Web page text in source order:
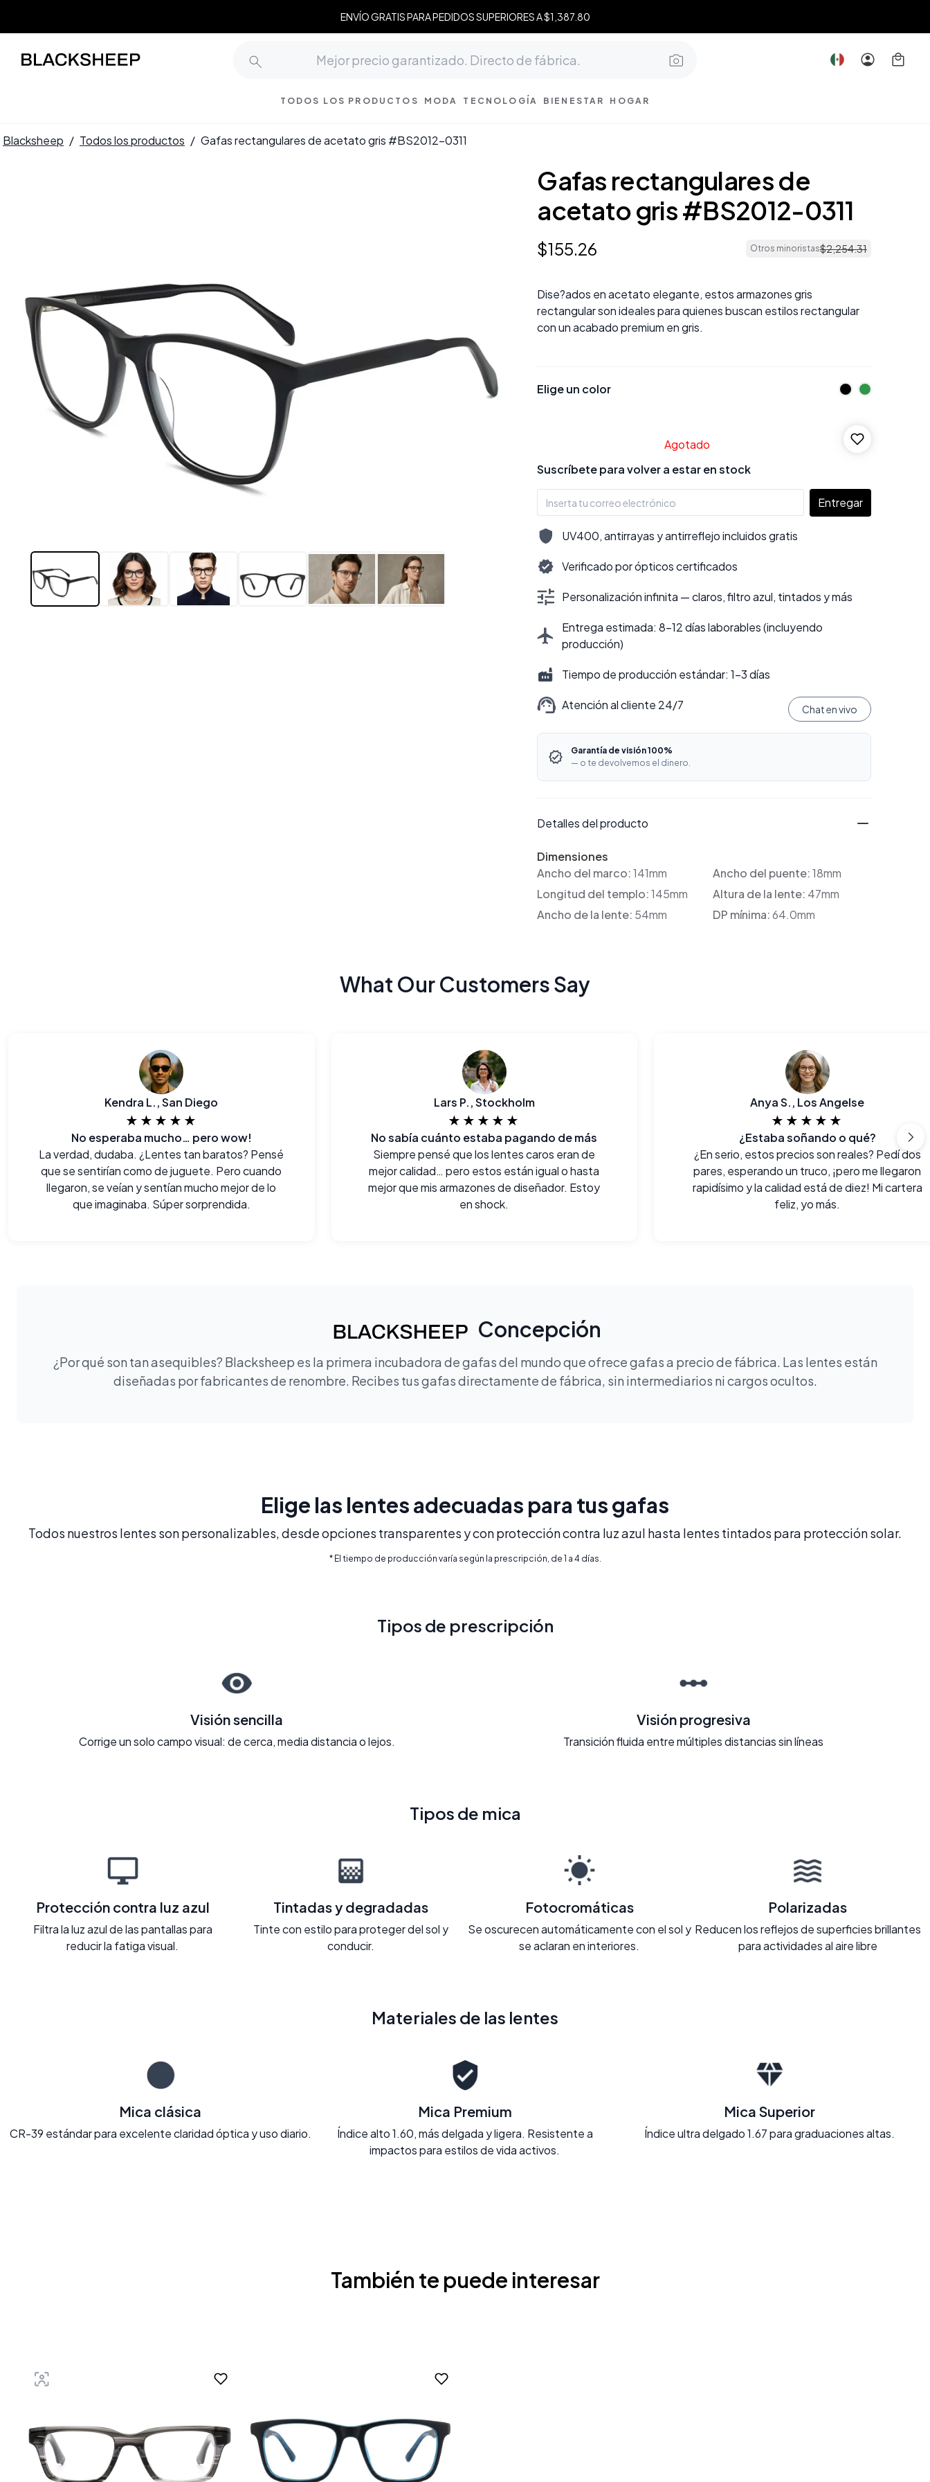
ENVÍO GRATIS PARA PEDIDOS SUPERIORES A $1,387.80
TODOS LOS PRODUCTOS MODA TECNOLOGÍA BIENESTAR HOGAR
Blacksheep / Todos los productos / Gafas rectangulares de acetato gris #BS2012-0311
Gafas rectangulares de
acetato gris #BS2012-0311
$155.26 Otros minoristas$2,254.31
Dise?ados en acetato elegante, estos armazones gris
rectangular son ideales para quienes buscan estilos rectangular
con un acabado premium en gris.
Elige un color
Agotado
Suscríbete para volver a estar en stock
Entregar
UV400, antirrayas y antirreflejo incluidos gratis
Verificado por ópticos certificados
Personalización infinita — claros, filtro azul, tintados y más
Entrega estimada: 8–12 días laborables (incluyendo
producción)
Tiempo de producción estándar: 1–3 días
Atención al cliente 24/7 Chat en vivo
Garantía de visión 100%
— o te devolvemos el dinero.
Detalles del producto
Dimensiones
Ancho del marco:141mm Ancho del puente:18mm
Longitud del templo:145mm Altura de la lente: 47mm
Ancho de la lente: 54mm DP mínima:64.0mm
What Our Customers Say
Kendra L., San Diego
★★★★★
No esperaba mucho… pero wow!
La verdad, dudaba. ¿Lentes tan baratos? Pensé
que se sentirían como de juguete. Pero cuando
llegaron, se veían y sentían mucho mejor de lo
que imaginaba. Súper sorprendida.
Lars P., Stockholm
★★★★★
No sabía cuánto estaba pagando de más
Siempre pensé que los lentes caros eran de
mejor calidad… pero estos están igual o hasta
mejor que mis armazones de diseñador. Estoy
en shock.
Anya S., Los Angelse
★★★★★
¿Estaba soñando o qué?
¿En serio, estos precios son reales? Pedí dos
pares, esperando un truco, ¡pero me llegaron
rapidísimo y la calidad está de diez! Mi cartera
feliz, yo más.
Concepción
¿Por qué son tan asequibles? Blacksheep es la primera incubadora de gafas del mundo que ofrece gafas a precio de fábrica. Las lentes están
diseñadas por fabricantes de renombre. Recibes tus gafas directamente de fábrica, sin intermediarios ni cargos ocultos.
Elige las lentes adecuadas para tus gafas
Todos nuestros lentes son personalizables, desde opciones transparentes y con protección contra luz azul hasta lentes tintados para protección solar.
* El tiempo de producción varía según la prescripción, de 1 a 4 días.
Tipos de prescripción
Visión sencilla
Corrige un solo campo visual: de cerca, media distancia o lejos.
Visión progresiva
Transición fluida entre múltiples distancias sin líneas
Tipos de mica
Protección contra luz azul
Filtra la luz azul de las pantallas para
reducir la fatiga visual.
Tintadas y degradadas
Tinte con estilo para proteger del sol y
conducir.
Fotocromáticas
Se oscurecen automáticamente con el sol y
se aclaran en interiores.
Polarizadas
Reducen los reflejos de superficies brillantes
para actividades al aire libre
Materiales de las lentes
Mica clásica
CR-39 estándar para excelente claridad óptica y uso diario.
Mica Premium
Índice alto 1.60, más delgada y ligera. Resistente a
impactos para estilos de vida activos.
Mica Superior
Índice ultra delgado 1.67 para graduaciones altas.
También te puede interesar